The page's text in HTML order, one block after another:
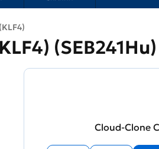
(SEB241Hu)
Cloud-Clone